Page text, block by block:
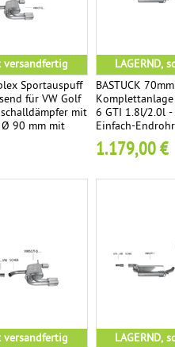
versandfertig
Sportauspuff
für VW Golf
mit
90 mm mit
LAGERND,
BASTUCK
6 GTI 1.8l/2.0l
Einfach-
schräg
1.179,00 €
versandfertig
LAGERND,